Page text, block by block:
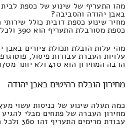
באבן יהודה והסביבה?
מחיר שינוע כספת דובית כולל
כספת מסורבלת התעריף הוא 390 ולכל היותר 180 ש"ח.
מהי עלות הובלת תכולת ציורים באבן
עלויות העברת עבודות פיסול,
הרבה המחירון הוא 410 ולא יותר מ170 שקל.
מחירון הובלת רהיטים באבן יהודה
כמה תעלה שינוע של כניסות עשוי
מחירון העברה של פתחים מבלי
עבודת מרימים התעריף זהו 360 ולכל היותר 190 שקלים חדשים.